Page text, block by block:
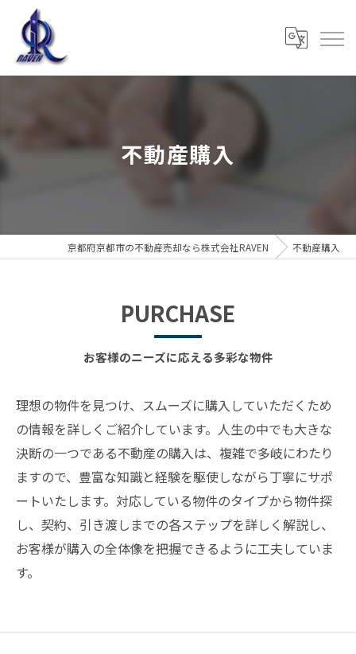
不動産購入
京都府京都市の不動産売却なら株式会社RAVEN 不動産購入
お客様のニーズに応える多彩な物件
PURCHASE
理想の物件を見つけ、スムーズに購入していただくため
の情報を詳しくご紹介しています。人生の中でも大きな
決断の一つである不動産の購入は、複雑で多岐にわたり
ますので、豊富な知識と経験を駆使しながら丁寧にサポ
ートいたします。対応している物件のタイプから物件探
し、契約、引き渡しまでの各ステップを詳しく解説し、
お客様が購入の全体像を把握できるように工夫していま
す。